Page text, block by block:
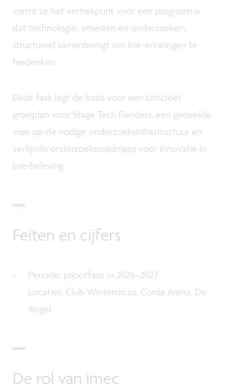
vormt ze het vertrekpunt voor een programma
dat technologie, artiesten en onderzoekers
structureel samenbrengt om live-ervaringen te
herdenken.
Deze fase legt de basis voor een concreet
groeiplan voor Stage Tech Flanders, een gedeelde
visie op de nodige onderzoeksinfrastructuur en
verfijnde onderzoeksroadmaps voor innovatie in
live-beleving.
Feiten en cijfers
Periode: pilootfase in 2026–2027
Locaties: Club Wintercircus, Corda Arena, De
Singel
De rol van imec